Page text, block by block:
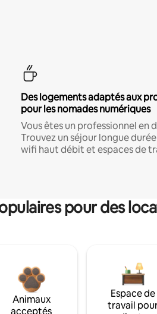
Des logements adaptés aux
pour les nomades numériques
Vous êtes un professionnel en
Trouvez un séjour longue
wifi haut débit et espaces de
pour des
Animaux
acceptés
Espace de
travail